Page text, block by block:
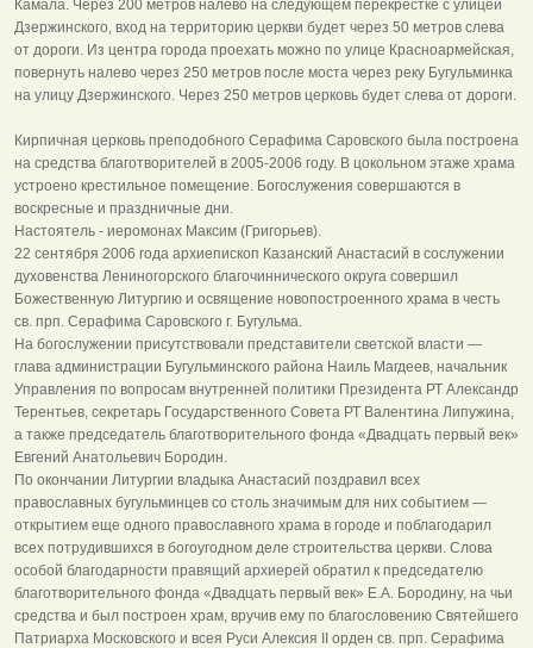
Камала. Через 200 метров налево на следующем перекрестке с улицей
Дзержинского, вход на территорию церкви будет через 50 метров слева
от дороги. Из центра города проехать можно по улице Красноармейская,
повернуть налево через 250 метров после моста через реку Бугульминка
на улицу Дзержинского. Через 250 метров церковь будет слева от дороги.
Кирпичная церковь преподобного Серафима Саровского была построена
на средства благотворителей в 2005-2006 году. В цокольном этаже храма
устроено крестильное помещение. Богослужения совершаются в
воскресные и праздничные дни.
Настоятель - иеромонах Максим (Григорьев).
22 сентября 2006 года архиепископ Казанский Анастасий в сослужении
духовенства Лениногорского благочиннического округа совершил
Божественную Литургию и освящение новопостроенного храма в честь
св. прп. Серафима Саровского г. Бугульма.
На богослужении присутствовали представители светской власти —
глава администрации Бугульминского района Наиль Магдеев, начальник
Управления по вопросам внутренней политики Президента РТ Александр
Терентьев, секретарь Государственного Совета РТ Валентина Липужина,
а также председатель благотворительного фонда «Двадцать первый век»
Евгений Анатольевич Бородин.
По окончании Литургии владыка Анастасий поздравил всех
православных бугульминцев со столь значимым для них событием —
открытием еще одного православного храма в городе и поблагодарил
всех потрудившихся в богоугодном деле строительства церкви. Слова
особой благодарности правящий архиерей обратил к председателю
благотворительного фонда «Двадцать первый век» Е.А. Бородину, на чьи
средства и был построен храм, вручив ему по благословению Святейшего
Патриарха Московского и всея Руси Алексия II орден св. прп. Серафима